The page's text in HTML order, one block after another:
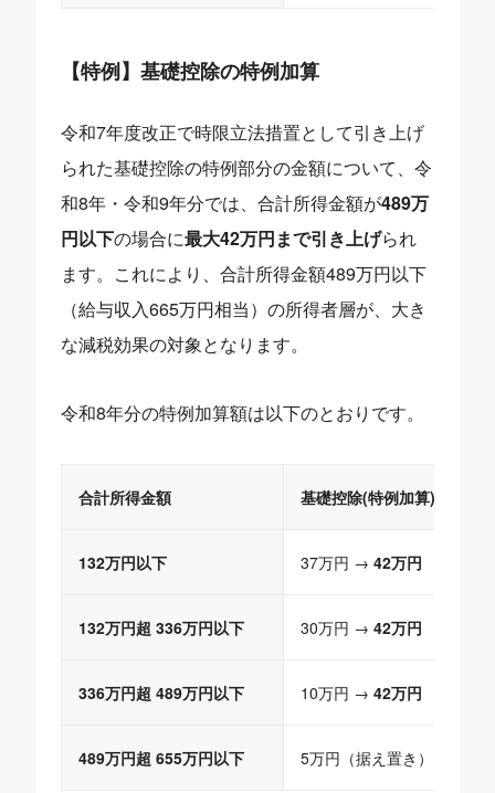
【特例】基礎控除の特例加算
令和7年度改正で時限立法措置として引き上げ
られた基礎控除の特例部分の金額について、令
和8年・令和9年分では、合計所得金額が489万
円以下の場合に最大42万円まで引き上げられ
ます。これにより、合計所得金額489万円以下
（給与収入665万円相当）の所得者層が、大き
な減税効果の対象となります。
令和8年分の特例加算額は以下のとおりです。
合計所得金額 基礎控除(特例加算)
132万円以下 37万円 →42万円
132万円超 336万円以下 30万円 →42万円
336万円超 489万円以下 10万円 →42万円
489万円超 655万円以下 5万円（据え置き）